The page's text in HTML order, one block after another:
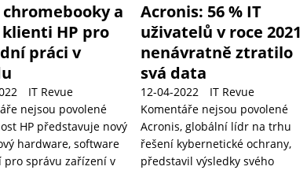
chromebooky a
HP pro
práci v
IT Revue
nejsou povolené
HP představuje nový
hardware, software
pro správu zařízení v
Acronis: 56 % IT
uživatelů v roce 2021
nenávratně ztratilo
svá data
12-04-2022
IT Revue
Komentáře nejsou povolené
Acronis, globální lídr na trhu
řešení kybernetické ochrany,
představil výsledky svého